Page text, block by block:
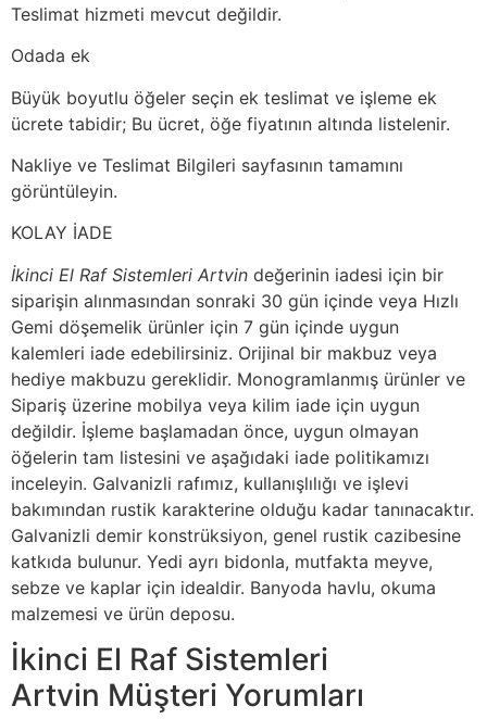
Teslimat hizmeti mevcut değildir.
Odada ek
Büyük boyutlu öğeler seçin ek teslimat ve işleme ek
ücrete tabidir; Bu ücret, öğe fiyatının altında listelenir.
Nakliye ve Teslimat Bilgileri sayfasının tamamını
görüntüleyin.
KOLAY İADE
İkinci El Raf Sistemleri Artvin değerinin iadesi için bir
siparişin alınmasından sonraki 30 gün içinde veya Hızlı
Gemi döşemelik ürünler için 7 gün içinde uygun
kalemleri iade edebilirsiniz. Orijinal bir makbuz veya
hediye makbuzu gereklidir. Monogramlanmış ürünler ve
Sipariş üzerine mobilya veya kilim iade için uygun
değildir. İşleme başlamadan önce, uygun olmayan
öğelerin tam listesini ve aşağıdaki iade politikamızı
inceleyin. Galvanizli rafımız, kullanışlılığı ve işlevi
bakımından rustik karakterine olduğu kadar tanınacaktır.
Galvanizli demir konstrüksiyon, genel rustik cazibesine
katkıda bulunur. Yedi ayrı bidonla, mutfakta meyve,
sebze ve kaplar için idealdir. Banyoda havlu, okuma
malzemesi ve ürün deposu.
İkinci El Raf Sistemleri
Artvin Müşteri Yorumları